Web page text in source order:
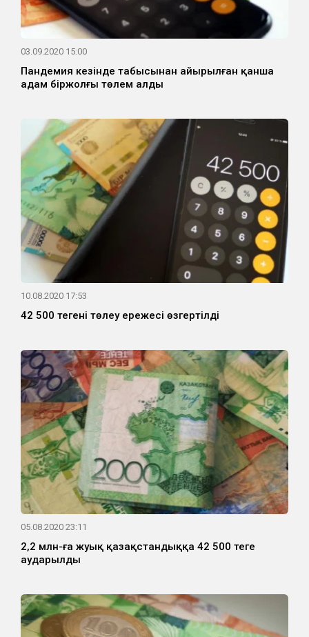
03.09.2020 15:00
Пандемия кезінде табысынан айырылған қанша
адам біржолғы төлем алды
10.08.2020 17:53
42 500 теңгені төлеу ережесі өзгертілді
05.08.2020 23:11
2,2 млн-ға жуық қазақстандыққа 42 500 теңге
аударылды